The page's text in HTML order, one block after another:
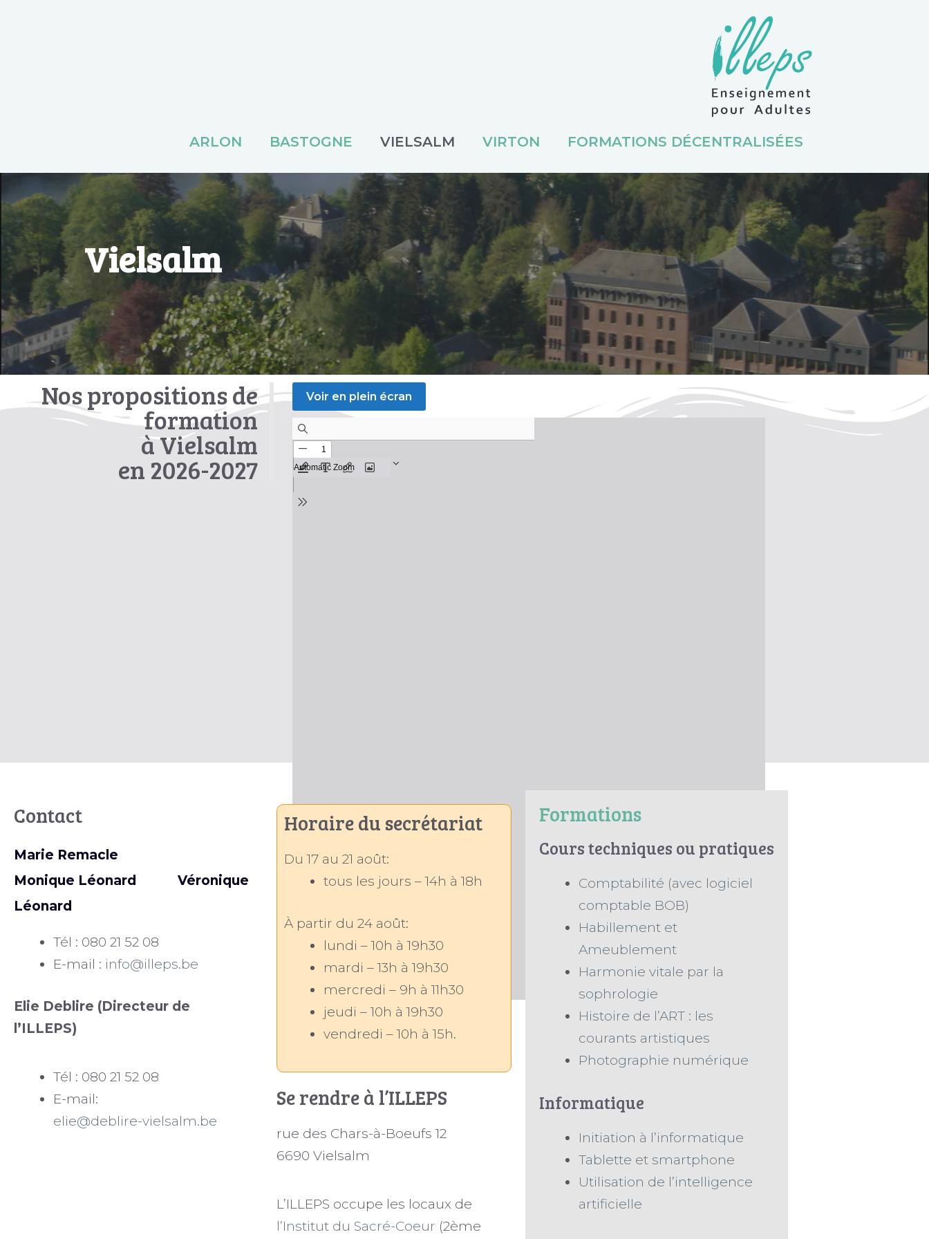
ARLON BASTOGNE VIELSALM VIRTON FORMATIONS DÉCENTRALISÉES
Vielsalm
Nos propositions de
formation
à Vielsalm
en 2026-2027
Voir en plein écran
Contact
Marie Remacle
Monique Léonard Véronique
Léonard
Tél : 080 21 52 08
E-mail : info@illeps.be
Elie Deblire (Directeur de
l’ILLEPS)
Tél : 080 21 52 08
E-mail:
elie@deblire-vielsalm.be
Horaire du secrétariat
Du 17 au 21 août:
tous les jours – 14h à 18h
À partir du 24 août:
lundi – 10h à 19h30
mardi – 13h à 19h30
mercredi – 9h à 11h30
jeudi – 10h à 19h30
vendredi – 10h à 15h.
Se rendre à l’ILLEPS
rue des Chars-à-Boeufs 12
6690 Vielsalm
L’ILLEPS occupe les locaux de
l’Institut du Sacré-Coeur (2ème
Formations
Cours techniques ou pratiques
Comptabilité (avec logiciel
comptable BOB)
Habillement et
Ameublement
Harmonie vitale par la
sophrologie
Histoire de l’ART : les
courants artistiques
Photographie numérique
Informatique
Initiation à l’informatique
Tablette et smartphone
Utilisation de l’intelligence
artificielle